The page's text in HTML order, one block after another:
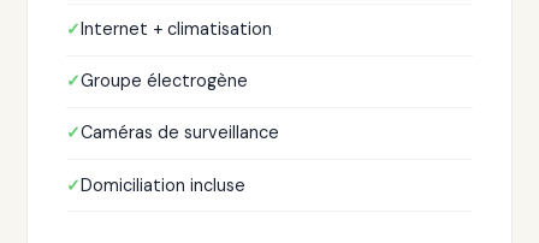
Internet + climatisation
Groupe électrogène
Caméras de surveillance
Domiciliation incluse